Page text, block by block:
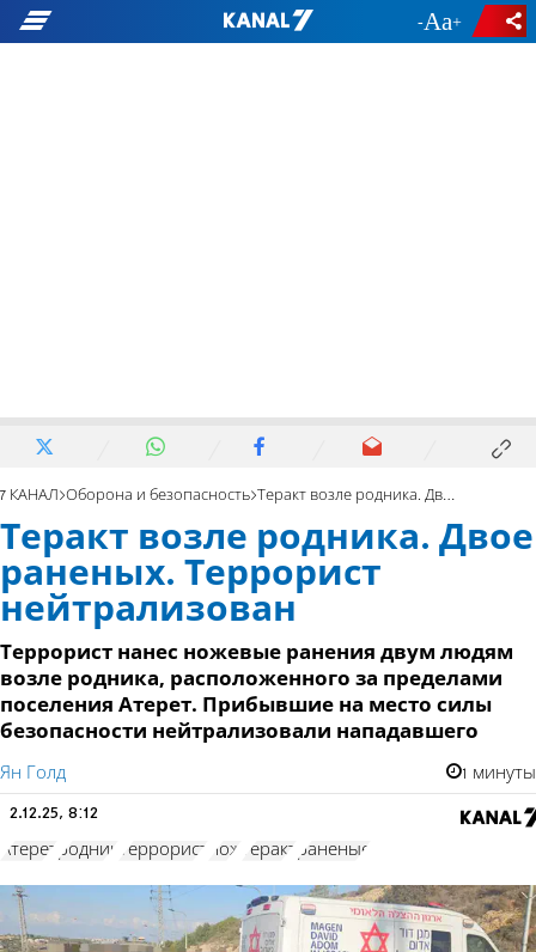
- +
7 КАНАЛ Оборона и безопасность Теракт возле родника. Двое раненых. Террорист нейтрализован
Теракт возле родника. Двое
раненых. Террорист
нейтрализован
Террорист нанес ножевые ранения двум людям
возле родника, расположенного за пределами
поселения Атерет. Прибывшие на место силы
безопасности нейтрализовали нападавшего
Ян Голд 1 минуты
2.12.25, 8:12
Атерет родник Террорист нож теракт раненые